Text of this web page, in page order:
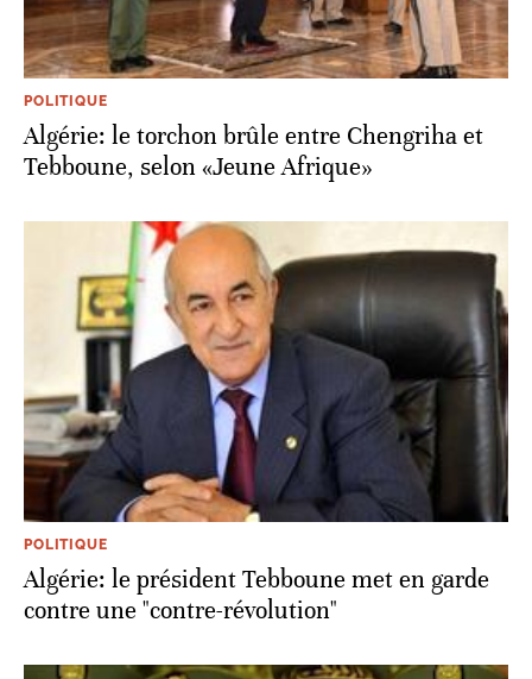
POLITIQUE
Algérie: le torchon brûle entre Chengriha et
Tebboune, selon «Jeune Afrique»
POLITIQUE
Algérie: le président Tebboune met en garde
contre une "contre-révolution"